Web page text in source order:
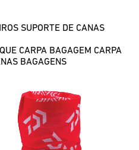
SUPORTE DE CANAS
CARPA BAGAGEM CARPA
BAGAGENS